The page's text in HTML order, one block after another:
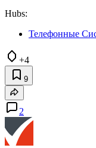
Hubs:
Телефонные
+4
9
2